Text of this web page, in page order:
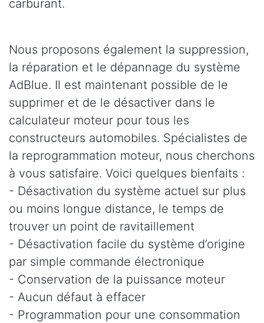
carburant.
Nous proposons également la suppression,
la réparation et le dépannage du système
AdBlue. Il est maintenant possible de le
supprimer et de le désactiver dans le
calculateur moteur pour tous les
constructeurs automobiles. Spécialistes de
la reprogrammation moteur, nous cherchons
à vous satisfaire. Voici quelques bienfaits :
- Désactivation du système actuel sur plus
ou moins longue distance, le temps de
trouver un point de ravitaillement
- Désactivation facile du système d’origine
par simple commande électronique
- Conservation de la puissance moteur
- Aucun défaut à effacer
- Programmation pour une consommation